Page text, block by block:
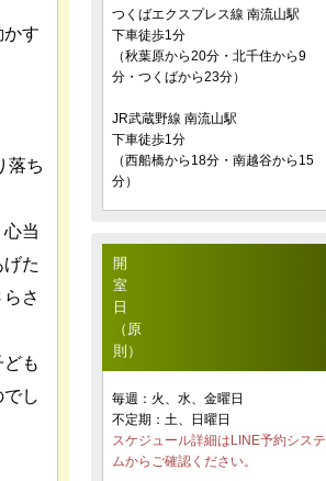
かす
落ち
当
た
さ
も
し
つくばエクスプレス線 南流山駅
下車徒歩1分
（秋葉原から20分・北千住から9
分・つくばから23分）
JR武蔵野線 南流山駅
下車徒歩1分
（西船橋から18分・南越谷から15
分）
開
室
日
（原
則）
毎週：火、水、金曜日
不定期：土、日曜日
スケジュール詳細はLINE予約システ
ムからご確認ください。